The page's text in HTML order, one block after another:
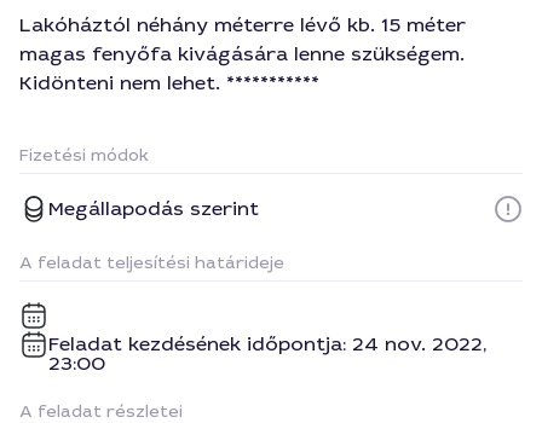
Lakóháztól néhány méterre lévő kb. 15 méter
magas fenyőfa kivágására lenne szükségem.
Kidönteni nem lehet. ***********
Fizetési módok
Megállapodás szerint
A feladat teljesítési határideje
Feladat kezdésének időpontja: 24 nov. 2022,
23:00
A feladat részletei